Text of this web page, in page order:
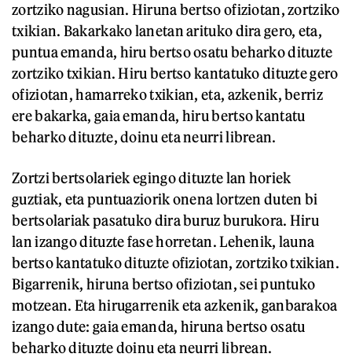
zortziko nagusian. Hiruna bertso ofiziotan, zortziko
txikian. Bakarkako lanetan arituko dira gero, eta,
puntua emanda, hiru bertso osatu beharko dituzte
zortziko txikian. Hiru bertso kantatuko dituzte gero
ofiziotan, hamarreko txikian, eta, azkenik, berriz
ere bakarka, gaia emanda, hiru bertso kantatu
beharko dituzte, doinu eta neurri librean.
Zortzi bertsolariek egingo dituzte lan horiek
guztiak, eta puntuaziorik onena lortzen duten bi
bertsolariak pasatuko dira buruz burukora. Hiru
lan izango dituzte fase horretan. Lehenik, launa
bertso kantatuko dituzte ofiziotan, zortziko txikian.
Bigarrenik, hiruna bertso ofiziotan, sei puntuko
motzean. Eta hirugarrenik eta azkenik, ganbarakoa
izango dute: gaia emanda, hiruna bertso osatu
beharko dituzte doinu eta neurri librean.